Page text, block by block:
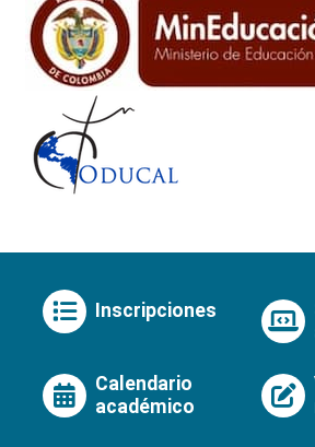
Inscripciones
Calendario
académico